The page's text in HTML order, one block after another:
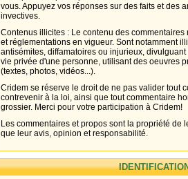
vous. Appuyez vos réponses sur des faits et des
invectives.
Contenus illicites : Le contenu des
et réglementations en vigueur. Sont notamment
antisémites, diffamatoires ou injurieux,
vie privée d'une personne, utilisant des oeuvres
(textes, photos, vidéos...).
Cridem se réserve le droit de ne pas valider tout
contrevenir à la loi, ainsi que tout commentaire
grossier. Merci pour votre participation à Cridem!
Les commentaires et propos sont la propriété de
que leur avis, opinion et responsabilité.